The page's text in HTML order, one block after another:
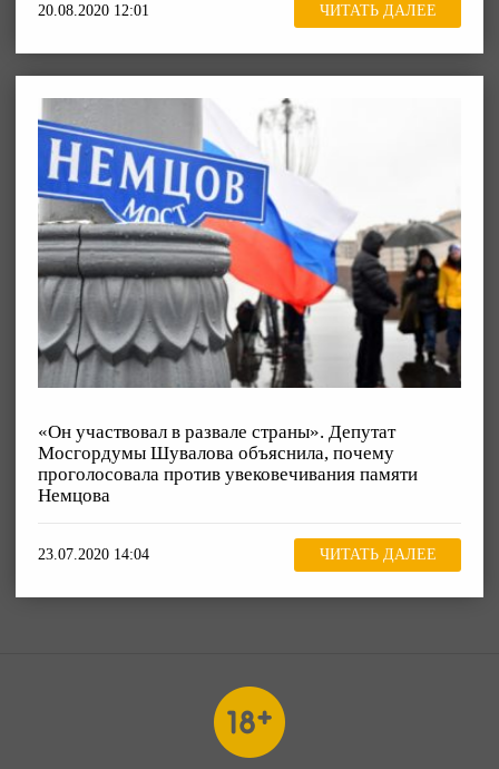
20.08.2020 12:01 ЧИТАТЬ ДАЛЕЕ
«Он участвовал в развале страны». Депутат
Мосгордумы Шувалова объяснила, почему
проголосовала против увековечивания памяти
Немцова
23.07.2020 14:04 ЧИТАТЬ ДАЛЕЕ